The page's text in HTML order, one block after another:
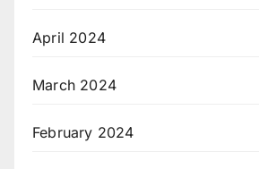
April 2024
March 2024
February 2024